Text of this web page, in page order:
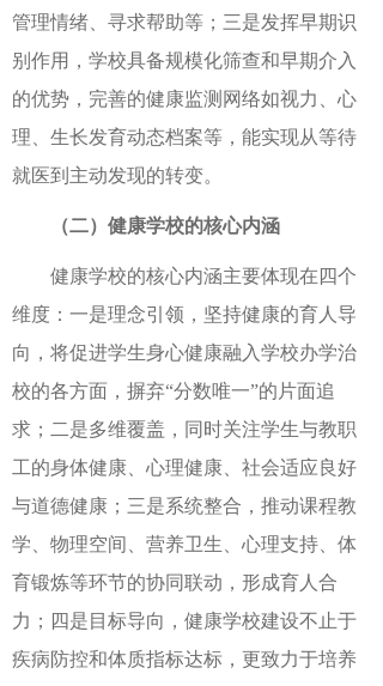
管理情绪、寻求帮助等；三是发挥早期识
别作用，学校具备规模化筛查和早期介入
的优势，完善的健康监测网络如视力、心
理、生长发育动态档案等，能实现从等待
就医到主动发现的转变。
（二）健康学校的核心内涵
健康学校的核心内涵主要体现在四个
维度：一是理念引领，坚持健康的育人导
向，将促进学生身心健康融入学校办学治
校的各方面，摒弃“分数唯一”的片面追
求；二是多维覆盖，同时关注学生与教职
工的身体健康、心理健康、社会适应良好
与道德健康；三是系统整合，推动课程教
学、物理空间、营养卫生、心理支持、体
育锻炼等环节的协同联动，形成育人合
力；四是目标导向，健康学校建设不止于
疾病防控和体质指标达标，更致力于培养